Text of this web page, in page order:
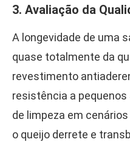
3. Avaliação da
A longevidade de uma
quase totalmente da
revestimento
resistência a
de limpeza em
o queijo derrete e